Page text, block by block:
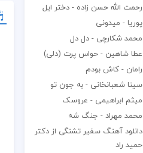
رحمت الله حسن زاده - دختر ایل
پوریا - میدونی
محمد شکارچی - دل دل
عطا شاهین - حواس پرت (دلی)
رامان - کاش بودم
سینا شعبانخانی - به جون تو
میثم ابراهیمی - عروسک
محمد مهراد - جنگ شه
دانلود آهنگ سفیر تشنگی از دکتر
حمید راد